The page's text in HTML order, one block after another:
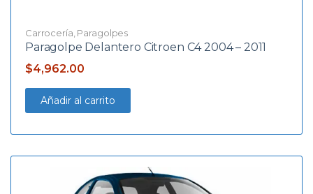
Carrocería Paragolpes
Paragolpe Delantero Citroen C4 2004 – 2011
$4,962.00
Añadir al carrito